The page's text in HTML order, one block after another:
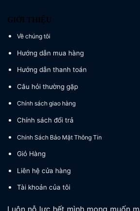
GIỚI THIỆU
Về chúng tôi
Hướng dẫn mua hàng
Hướng dẫn thanh toán
Câu hỏi thường gặp
Chính sách giao hàng
Chính sách đổi trả
Chính Sách Bảo Mật Thông Tin
Giỏ Hàng
Liên hệ cửa hàng
Tài khoản của tôi